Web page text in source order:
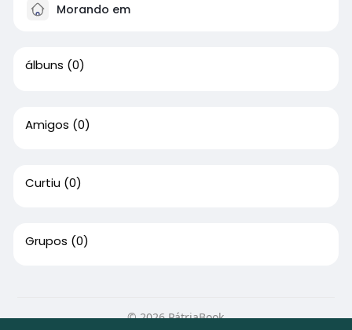
Morando em
álbuns (0)
Amigos (0)
Curtiu (0)
Grupos (0)
© 2026 PátriaBook